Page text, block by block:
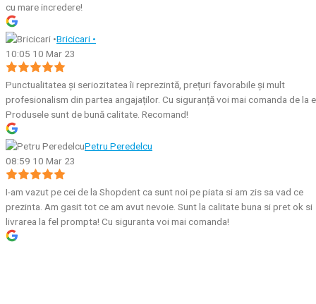
cu mare incredere!
Bricicari •
10:05 10 Mar 23
Punctualitatea și seriozitatea îi reprezintă, prețuri favorabile și mult
profesionalism din partea angajaților. Cu siguranță voi mai comanda de la
Produsele sunt de bună calitate. Recomand!
Petru Peredelcu
08:59 10 Mar 23
I-am vazut pe cei de la Shopdent ca sunt noi pe piata si am zis sa vad ce
prezinta. Am gasit tot ce am avut nevoie. Sunt la calitate buna si pret ok si
livrarea la fel prompta! Cu siguranta voi mai comanda!